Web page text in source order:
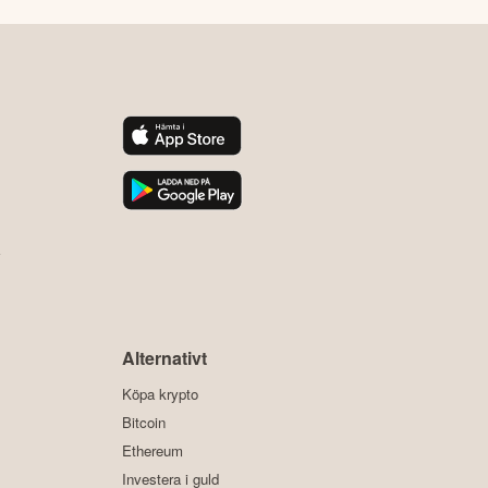
Alternativt
Köpa krypto
Bitcoin
Ethereum
Investera i guld